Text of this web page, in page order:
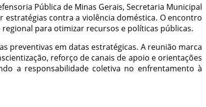
Pública de Minas Gerais, Secretaria Municipal
contra a violência doméstica. O encontro
para otimizar recursos e políticas públicas.
preventivas em datas estratégicas. A reunião marca
reforço de canais de apoio e orientações
a responsabilidade coletiva no enfrentamento à